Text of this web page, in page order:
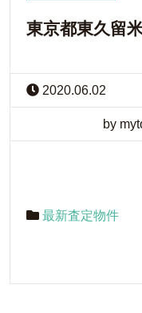
東京都東久留
2020.06.02
by
最新査定物件